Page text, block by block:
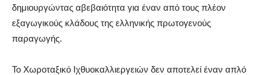
δημιουργώντας αβεβαιότητα για έναν από τους πλέον
εξαγωγικούς κλάδους της ελληνικής πρωτογενούς
παραγωγής.
Το Χωροταξικό Ιχθυοκαλλιεργειών δεν αποτελεί έναν απλό